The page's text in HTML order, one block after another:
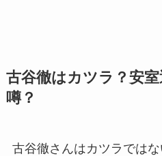
古谷徹はカツラ？安
噂？
古谷徹さんはカツラでは